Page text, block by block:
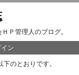
Ｐ管理人のブログ。
ン
のとおりです。